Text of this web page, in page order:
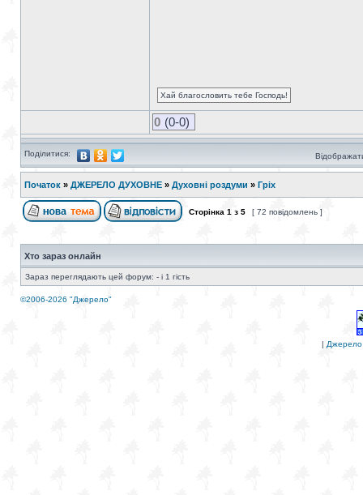
Хай благословить тебе Господь!
0 (0-0)
Поділитися:
Початок » ДЖЕРЕЛО ДУХОВНЕ » Духовні роздуми » Гріх
Сторінка 1 з 5 [ 72 повідомлень ]
Хто зараз онлайн
Зараз переглядають цей форум: - і 1 гість
©2006-2026 "Джерело"
| Джерело